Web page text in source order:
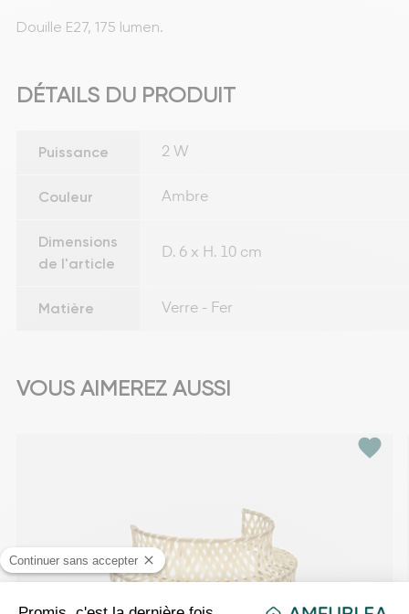
Douille E27, 175 lumen.
DÉTAILS DU PRODUIT
Puissance 2 W
Couleur Ambre
Dimensions
de l'article
D. 6 x H. 10 cm
Matière Verre - Fer
VOUS AIMEREZ AUSSI
favorite